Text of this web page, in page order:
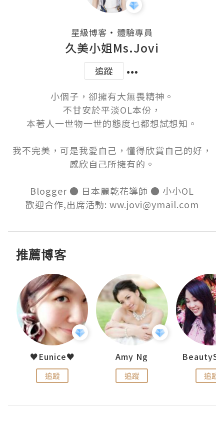
星級博客 ・ 體驗專員
久美小姐Ms.Jovi
追蹤
小個子，卻擁有大無畏精神。
不甘安於平淡OL本份，
本著人一世物一世的態度乜都想試想知。
我不完美，可是我愛自己，懂得欣賞自己的好，
感欣自己所擁有的。
Blogger ● 日本麗乾花導師 ● 小小OL
歡迎合作,出席活動: ww.jovi@ymail.com
推薦博客
♥Eunice♥
追蹤
Amy Ng
追蹤 追蹤